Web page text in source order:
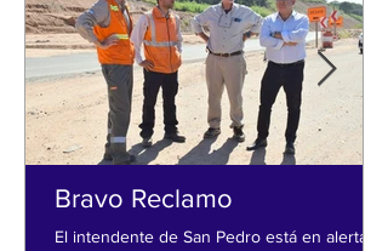
Bravo Reclamo
El intendente de San Pedro está en alerta